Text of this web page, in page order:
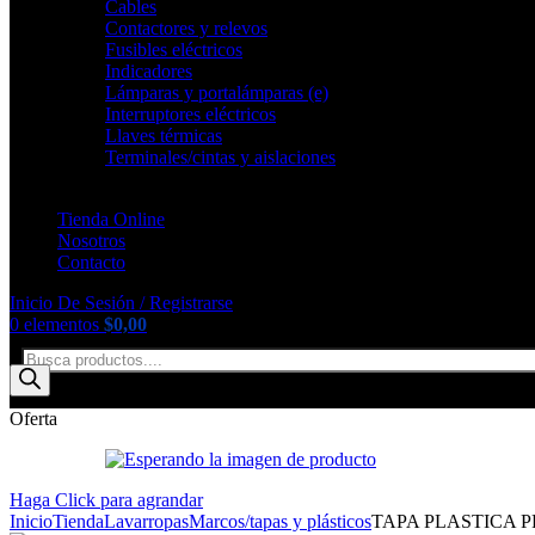
Cables
Contactores y relevos
Fusibles eléctricos
Indicadores
Lámparas y portalámparas (e)
Interruptores eléctricos
Llaves térmicas
Terminales/cintas y aislaciones
Tienda Online
Nosotros
Contacto
Inicio De Sesión / Registrarse
0 elementos $0,00
Oferta
Haga Click para agrandar
InicioTiendaLavarropasMarcos/tapas y plásticosTAPA PLASTICA